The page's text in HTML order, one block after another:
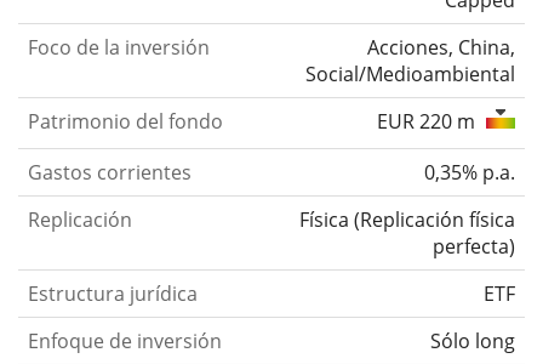
Foco de la inversión
Acciones, China,
Social/Medioambiental
Patrimonio del fondo
EUR 220 m
Gastos corrientes
0,35% p.a.
Replicación
Física (Replicación física
perfecta)
Estructura jurídica
ETF
Enfoque de inversión
Sólo long